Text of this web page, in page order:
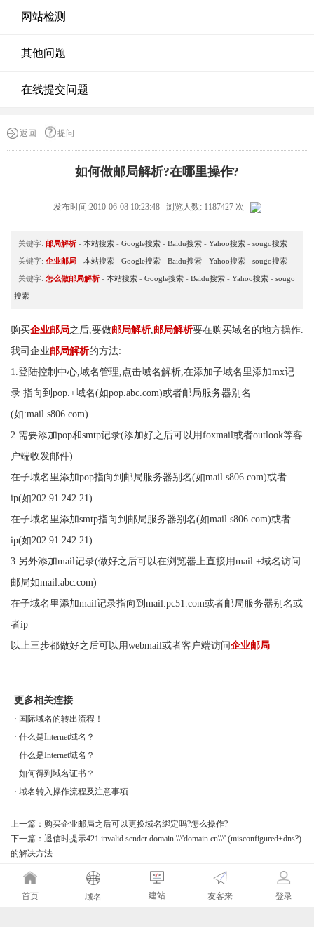
网站检测
其他问题
在线提交问题
返回 提问
如何做邮局解析?在哪里操作?
发布时间:2010-06-08 10:23:48 浏览人数: 1187427 次
关键字: 邮局解析 - 本站搜索 - Google搜索 - Baidu搜索 - Yahoo搜索 - sougo搜索
关键字: 企业邮局 - 本站搜索 - Google搜索 - Baidu搜索 - Yahoo搜索 - sougo搜索
关键字: 怎么做邮局解析 - 本站搜索 - Google搜索 - Baidu搜索 - Yahoo搜索 - sougo
搜索
购买企业邮局之后,要做邮局解析,邮局解析要在购买域名的地方操作.
我司企业邮局解析的方法:
1.登陆控制中心,域名管理,点击域名解析,在添加子域名里添加mx记
录 指向到pop.+域名(如pop.abc.com)或者邮局服务器别名
(如:mail.s806.com)
2.需要添加pop和smtp记录(添加好之后可以用foxmail或者outlook等客
户端收发邮件)
在子域名里添加pop指向到邮局服务器别名(如mail.s806.com)或者
ip(如202.91.242.21)
在子域名里添加smtp指向到邮局服务器别名(如mail.s806.com)或者
ip(如202.91.242.21)
3.另外添加mail记录(做好之后可以在浏览器上直接用mail.+域名访问
邮局如mail.abc.com)
在子域名里添加mail记录指向到mail.pc51.com或者邮局服务器别名或
者ip
以上三步都做好之后可以用webmail或者客户端访问企业邮局
更多相关连接
· 国际域名的转出流程！
· 什么是Internet域名？
· 什么是Internet域名？
· 如何得到域名证书？
· 域名转入操作流程及注意事项
上一篇： 购买企业邮局之后可以更换域名绑定吗?怎么操作?
下一篇： 退信时提示421 invalid sender domain \\\'domain.cn\\\' (misconfigured+dns?)
的解决方法
首页 域名 建站 友客来 登录